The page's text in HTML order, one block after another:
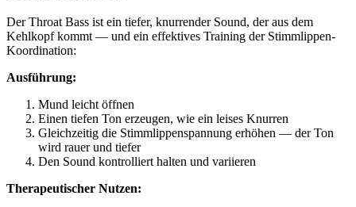
Der Throat Bass ist ein tiefer, knurrender Sound, der aus dem
Kehlkopf kommt — und ein effektives Training der Stimmlippen-
Koordination:
Ausführung:
Mund leicht öffnen
Einen tiefen Ton erzeugen, wie ein leises Knurren
Gleichzeitig die Stimmlippenspannung erhöhen — der Ton
wird rauer und tiefer
Den Sound kontrolliert halten und variieren
Therapeutischer Nutzen: